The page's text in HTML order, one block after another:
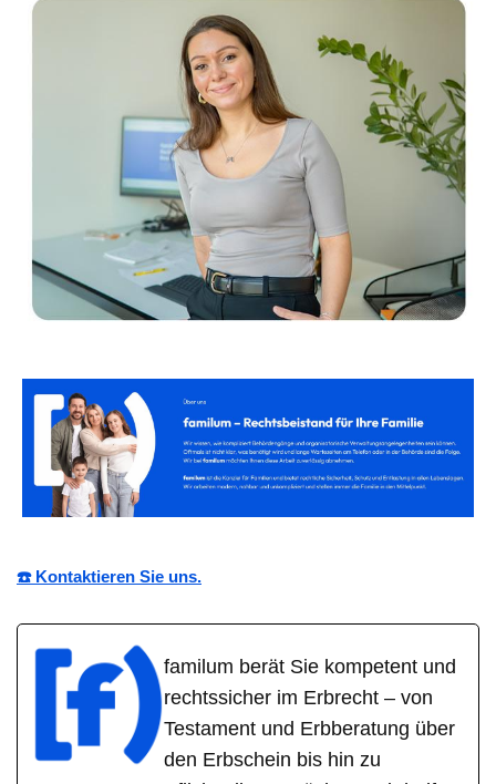
☎️ Kontaktieren Sie uns.
familum berät Sie kompetent und
rechtssicher im Erbrecht – von
Testament und Erbberatung über
den Erbschein bis hin zu